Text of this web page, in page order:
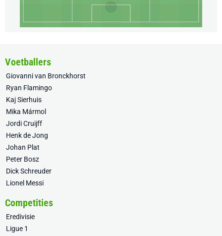
Voetballers
Giovanni van Bronckhorst
Ryan Flamingo
Kaj Sierhuis
Mika Mármol
Jordi Cruijff
Henk de Jong
Johan Plat
Peter Bosz
Dick Schreuder
Lionel Messi
Competities
Eredivisie
Ligue 1